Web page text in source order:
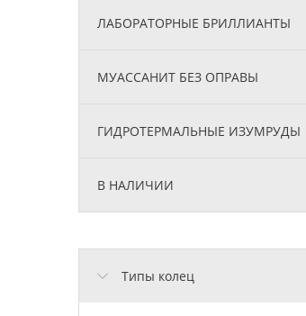
ЛАБОРАТОРНЫЕ БРИЛЛИАНТЫ
МУАССАНИТ БЕЗ ОПРАВЫ
ГИДРОТЕРМАЛЬНЫЕ ИЗУМРУДЫ
В НАЛИЧИИ
Типы колец